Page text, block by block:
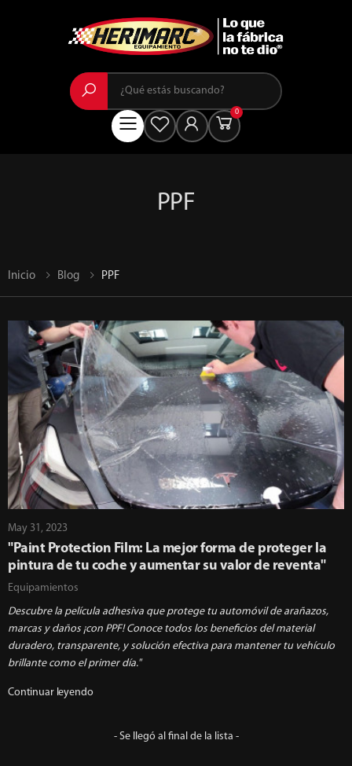
Buscar
Menú
0
PPF
Inicio Blog PPF
May 31, 2023
"Paint Protection Film: La mejor forma de proteger la
pintura de tu coche y aumentar su valor de reventa"
Equipamientos
Descubre la película adhesiva que protege tu automóvil de arañazos,
marcas y daños ¡con PPF! Conoce todos los beneficios del material
duradero, transparente, y solución efectiva para mantener tu vehículo
brillante como el primer día."
Continuar leyendo
- Se llegó al final de la lista -